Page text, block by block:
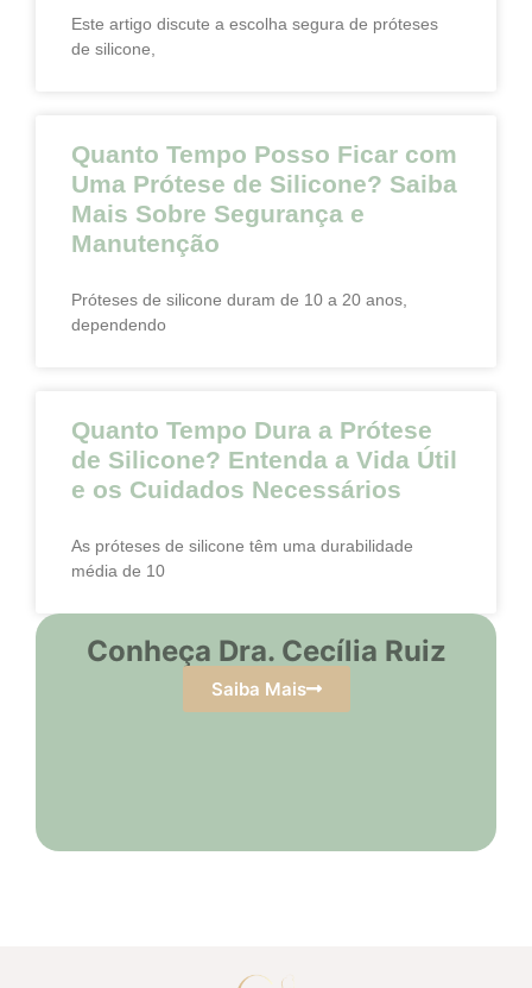
Este artigo discute a escolha segura de próteses
de silicone,
Quanto Tempo Posso Ficar com
Uma Prótese de Silicone? Saiba
Mais Sobre Segurança e
Manutenção
Próteses de silicone duram de 10 a 20 anos,
dependendo
Quanto Tempo Dura a Prótese
de Silicone? Entenda a Vida Útil
e os Cuidados Necessários
As próteses de silicone têm uma durabilidade
média de 10
Conheça Dra. Cecília Ruiz
Saiba Mais